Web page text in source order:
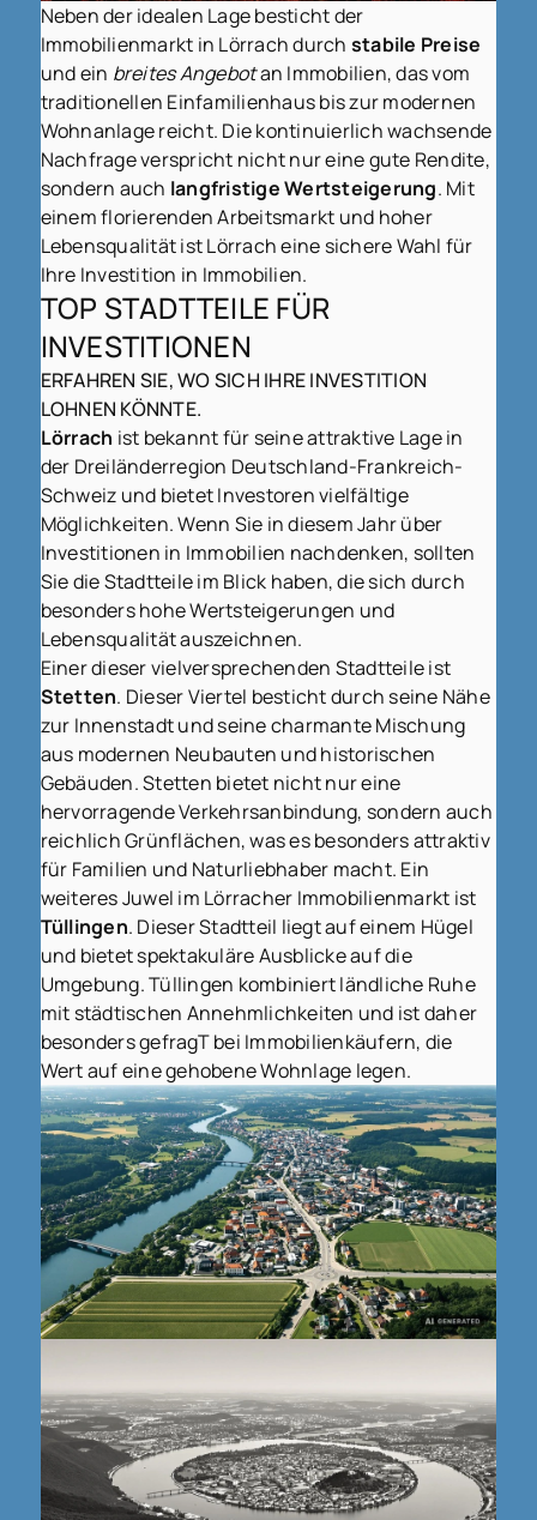
Neben der idealen Lage besticht der
Immobilienmarkt in Lörrach durch stabile Preise
und ein breites Angebotan Immobilien, das vom
traditionellen Einfamilienhaus bis zur modernen
Wohnanlage reicht. Die kontinuierlich wachsende
Nachfrage verspricht nicht nur eine gute Rendite,
sondern auch langfristige Wertsteigerung. Mit
einem florierenden Arbeitsmarkt und hoher
Lebensqualität ist Lörrach eine sichere Wahl für
Ihre Investition in Immobilien.
TOP STADTTEILE FÜR
INVESTITIONEN
ERFAHREN SIE, WO SICH IHRE INVESTITION
LOHNEN KÖNNTE.
Lörrach ist bekannt für seine attraktive Lage in
der Dreiländerregion Deutschland-Frankreich-
Schweiz und bietet Investoren vielfältige
Möglichkeiten. Wenn Sie in diesem Jahr über
Investitionen in Immobilien nachdenken, sollten
Sie die Stadtteile im Blick haben, die sich durch
besonders hohe Wertsteigerungen und
Lebensqualität auszeichnen.
Einer dieser vielversprechenden Stadtteile ist
Stetten. Dieser Viertel besticht durch seine Nähe
zur Innenstadt und seine charmante Mischung
aus modernen Neubauten und historischen
Gebäuden. Stetten bietet nicht nur eine
hervorragende Verkehrsanbindung, sondern auch
reichlich Grünflächen, was es besonders attraktiv
für Familien und Naturliebhaber macht. Ein
weiteres Juwel im Lörracher Immobilienmarkt ist
Tüllingen. Dieser Stadtteil liegt auf einem Hügel
und bietet spektakuläre Ausblicke auf die
Umgebung. Tüllingen kombiniert ländliche Ruhe
mit städtischen Annehmlichkeiten und ist daher
besonders gefragT bei Immobilienkäufern, die
Wert auf eine gehobene Wohnlage legen.